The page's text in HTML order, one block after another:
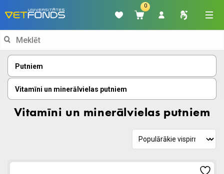
0
Search
Putniem
Vitamīni un minerālvielas putniem
Vitamīni un minerālvielas putniem